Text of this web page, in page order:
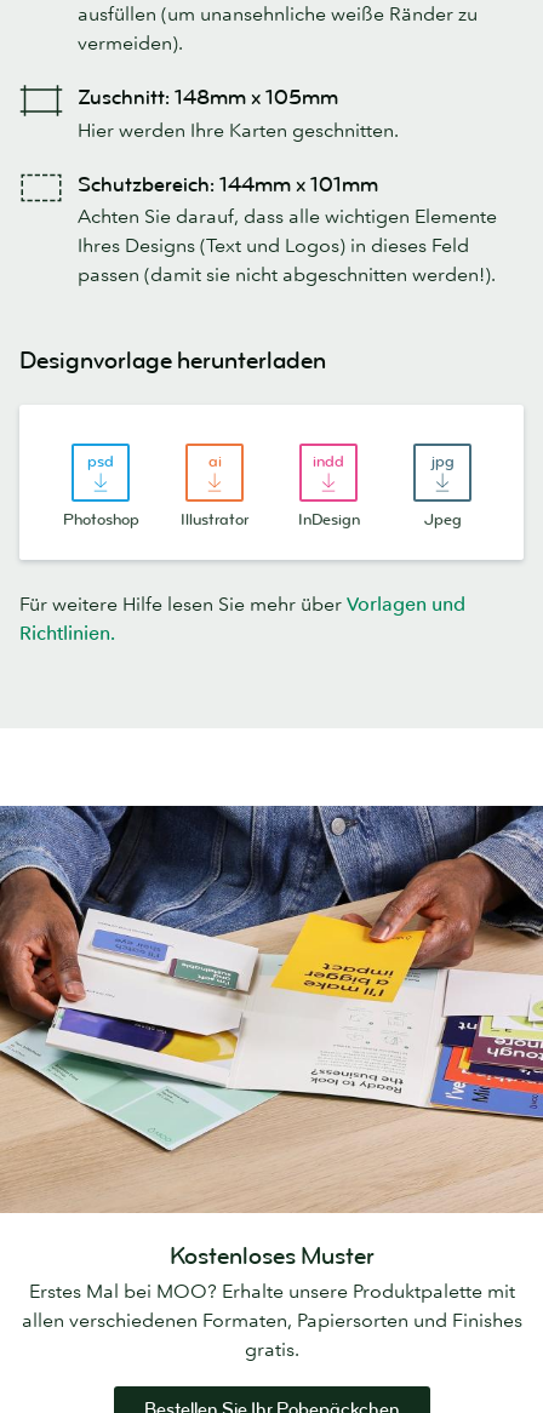
ausfüllen (um unansehnliche weiße Ränder zu
vermeiden).
Zuschnitt: 148mm x 105mm
Hier werden Ihre Karten geschnitten.
Schutzbereich: 144mm x 101mm
Achten Sie darauf, dass alle wichtigen Elemente
Ihres Designs (Text und Logos) in dieses Feld
passen (damit sie nicht abgeschnitten werden!).
Designvorlage herunterladen
Photoshop Illustrator InDesign Jpeg
Für weitere Hilfe lesen Sie mehr über Vorlagen und
Richtlinien.
Kostenloses Muster
Erstes Mal bei MOO? Erhalte unsere Produktpalette mit
allen verschiedenen Formaten, Papiersorten und Finishes
gratis.